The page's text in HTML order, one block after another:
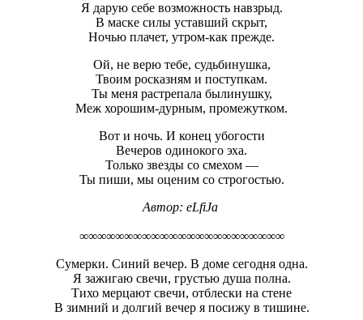
Я дарую себе возможность навзрыд.
В маске силы уставший скрыт,
Ночью плачет, утром-как прежде.
Ой, не верю тебе, судьбинушка,
Твоим росказням и поступкам.
Ты меня растрепала былинушку,
Меж хорошим-дурным, промежутком.
Вот и ночь. И конец убогости
Вечеров одинокого эха.
Только звезды со смехом —
Ты пиши, мы оценим со строгостью.
Автор: eLfiJa
∞∞∞∞∞∞∞∞∞∞∞∞∞∞∞∞∞∞∞∞∞∞∞
Сумерки. Синий вечер. В доме сегодня одна.
Я зажигаю свечи, грустью душа полна.
Тихо мерцают свечи, отблески на стене
В зимний и долгий вечер я посижу в тишине.